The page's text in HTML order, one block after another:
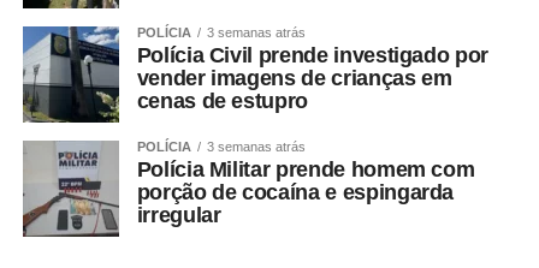
criminosa, peculato, lavagem de dinheiro, crimes contra o
Sistema Financeiro Nacional e uso de informação
privilegiada*.
Até o momento, a investigação segue em andamento e
não há condenação de qualquer investigado.
*O que diz Mauro Mendes*
*Mauro Mendes nega todas as acusações.*
POLÍCIA 3 semanas atrás
Polícia Civil prende investigado por
vender imagens de crianças em
cenas de estupro
POLÍCIA 3 semanas atrás
Polícia Militar prende homem com
porção de cocaína e espingarda
irregular